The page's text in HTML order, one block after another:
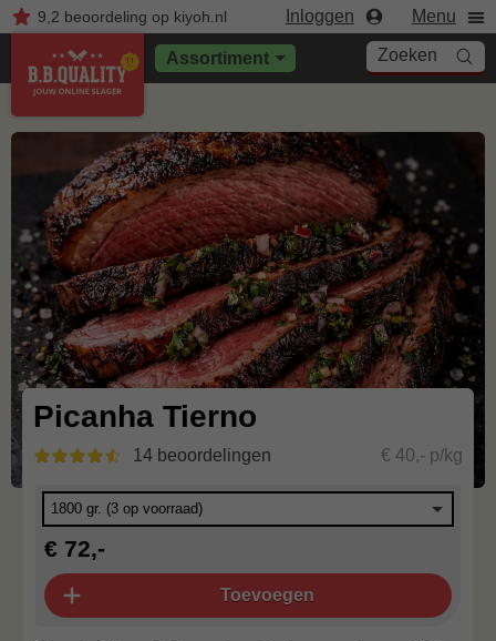
9,2 beoordelingop kiyoh.nl Inloggen Menu
Assortiment Zoeken
Picanha Tierno
14 beoordelingen € 40,- p/kg
€ 72,-
Toevoegen